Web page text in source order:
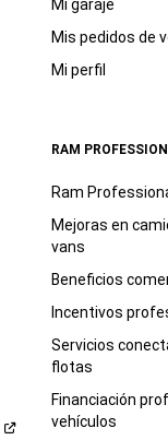
Mi garaje
Mis pedidos de
Mi perfil
RAM
Ram
Mejoras en
vans
Beneficios
Incentivos
Servicios
flotas
Financiación
vehículos